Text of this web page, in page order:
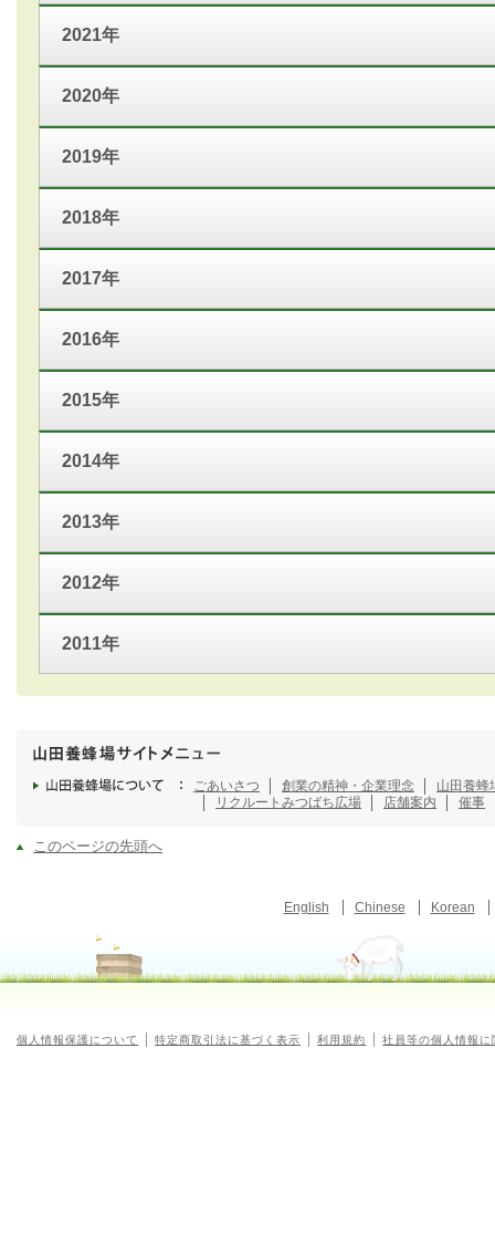
2021年
2020年
2019年
2018年
2017年
2016年
2015年
2014年
2013年
2012年
2011年
ごあいさつ 創業の精神・企業理念
山田養蜂
リクルート みつばち広場 店舗案内 催事
このページの先頭へ
English Chinese Korean
個人情報保護について 特定商取引法に基づく表示 利用規約 社員等の個人情報